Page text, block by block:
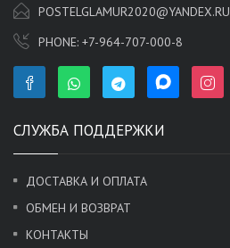
POSTELGLAMUR2020@YANDEX.RU
PHONE: +7-964-707-000-8
СЛУЖБА ПОДДЕРЖКИ
ДОСТАВКА И ОПЛАТА
ОБМЕН И ВОЗВРАТ
КОНТАКТЫ